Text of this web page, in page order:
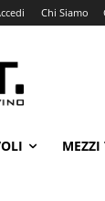
Chi Siamo
MEZZI